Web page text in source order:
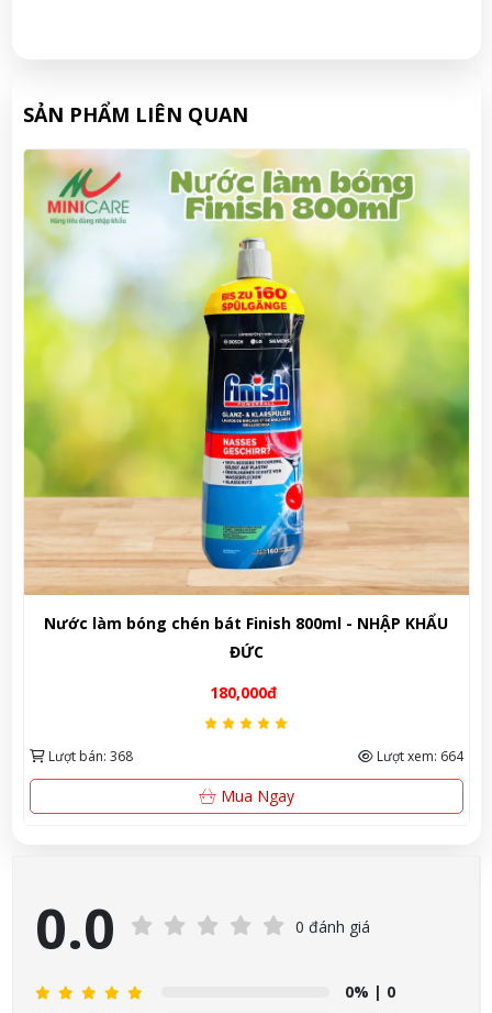
SẢN PHẨM LIÊN QUAN
Dung dịch vệ sinh máy rửa chén Finish 250ml - Nhập
khẩu Đức
165,000đ
Lượt bán: 248 Lượt xem: 621
Xem Ngay
0.0 0 đánh giá
0% | 0